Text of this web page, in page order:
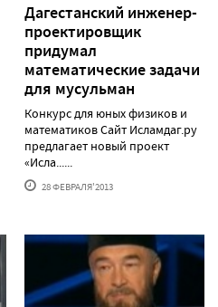
Дагестанский инженер-
проектировщик
придумал
математические задачи
для мусульман
Конкурс для юных физиков и
математиков Сайт Исламдаг.ру
предлагает новый проект
«Исла......
28 ФЕВРАЛЯ'2013